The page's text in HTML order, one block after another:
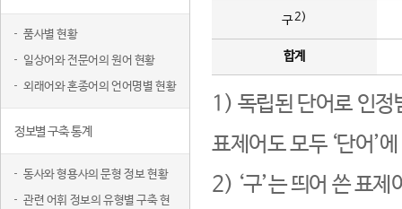
품사별 현황
일상어와 전문어의 원어 현황
외래어와 혼종어의 언어명별 현황
정보별 구축 통계
동사와 형용사의 문형 정보 현황
관련 어휘 정보의 유형별 구축 현
구2)
합계
1) 독립된 단어로 인정
표제어도 모두 ‘단어’
2) ‘구’는 띄어 쓴 표